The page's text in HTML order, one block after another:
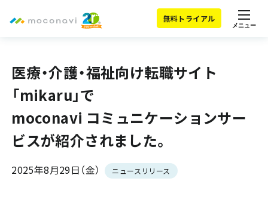
無料トライアル
メニュー
医療・介護・福祉向け転職サイト
「mikaru」で
moconavi コミュニケーションサー
ビスが紹介されました。
2025年8月29日（金） ニュースリリース